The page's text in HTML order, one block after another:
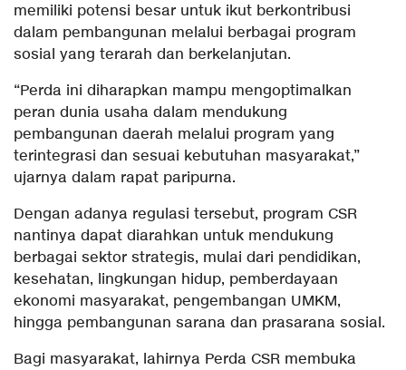
memiliki potensi besar untuk ikut berkontribusi
dalam pembangunan melalui berbagai program
sosial yang terarah dan berkelanjutan.
“Perda ini diharapkan mampu mengoptimalkan
peran dunia usaha dalam mendukung
pembangunan daerah melalui program yang
terintegrasi dan sesuai kebutuhan masyarakat,”
ujarnya dalam rapat paripurna.
Dengan adanya regulasi tersebut, program CSR
nantinya dapat diarahkan untuk mendukung
berbagai sektor strategis, mulai dari pendidikan,
kesehatan, lingkungan hidup, pemberdayaan
ekonomi masyarakat, pengembangan UMKM,
hingga pembangunan sarana dan prasarana sosial.
Bagi masyarakat, lahirnya Perda CSR membuka